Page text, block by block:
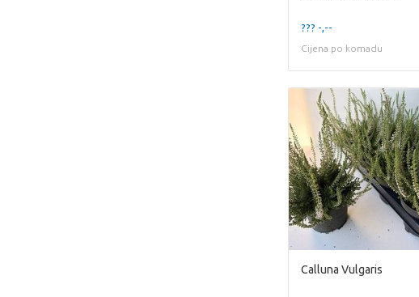
??? -,--
Cijena po komadu
Calluna Vulgaris